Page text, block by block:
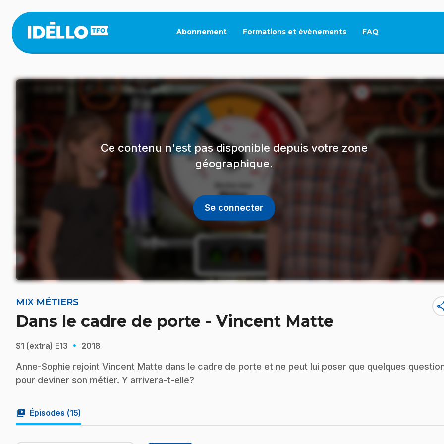
contenu
principal
Abonnement Formations et évènements FAQ
Ce lien s'ouvrira
Ce contenu n'est pas disponible depuis votre zone
géographique.
Se connecter
MIX MÉTIERS
Dans le cadre de porte - Vincent Matte
S1 (extra) E13 · 2018
Anne-Sophie rejoint Vincent Matte dans le cadre de porte et ne peut lui poser que quelques
pour deviner son métier. Y arrivera-t-elle?
video_library Épisodes (15)